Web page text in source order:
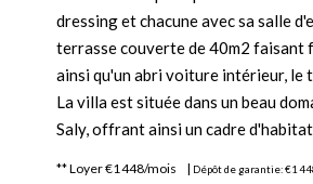
dressing et chacune avec sa salle
terrasse couverte de 40m2 faisant
ainsi qu'un abri voiture intérieur, le
La villa est située dans un beau
Saly, offrant ainsi un cadre
**Loyer €1 448/mois | Dépôt de garantie: €1